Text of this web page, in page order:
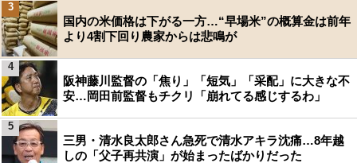
国内の米価格は下がる一方…“早場米”の概算金は前年
より4割下回り農家からは悲鳴が
3
阪神藤川監督の「焦り」「短気」「采配」に大きな不
安…岡田前監督もチクリ「崩れてる感じするわ」
4
三男・清水良太郎さん急死で清水アキラ沈痛…8年越
しの「父子再共演」が始まったばかりだった
5